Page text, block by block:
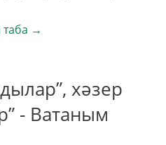
таба →
хәзер
- Ватаным